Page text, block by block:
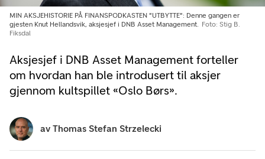
Aksjesjef i DNB Asset Management forteller
om hvordan han ble introdusert til aksjer
gjennom kultspillet «Oslo Børs».
MIN AKSJEHISTORIE PÅ FINANSPODKASTEN "UTBYTTE": Denne gangen er
gjesten Knut Hellandsvik, aksjesjef i DNB Asset Management.
Foto: Stig B.
Fiksdal
av Thomas Stefan Strzelecki